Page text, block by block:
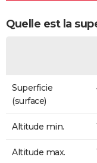
Quelle est la
Superficie
(surface)
Altitude min.
Altitude max.